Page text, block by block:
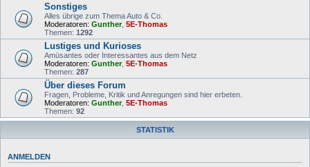
Sonstiges
Alles übrige zum Thema Auto & Co.
Moderatoren: Gunther, 5E-Thomas
Themen: 1292
Lustiges und Kurioses
Amüsantes oder Interessantes aus dem Netz
Moderatoren: Gunther, 5E-Thomas
Themen: 287
Über dieses Forum
Fragen, Probleme, Kritik und Anregungen sind hier erbeten.
Moderatoren: Gunther, 5E-Thomas
Themen: 92
STATISTIK
ANMELDEN